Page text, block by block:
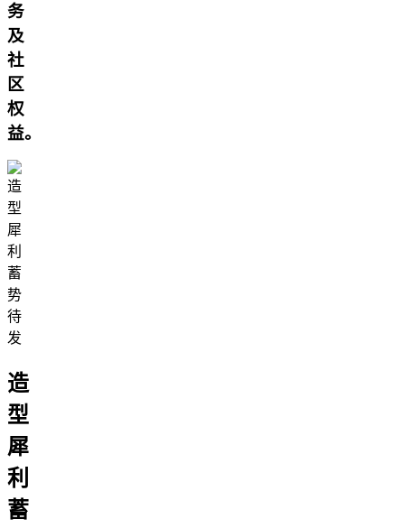
务
及
社
区
权
益。
造
型
犀
利
蓄